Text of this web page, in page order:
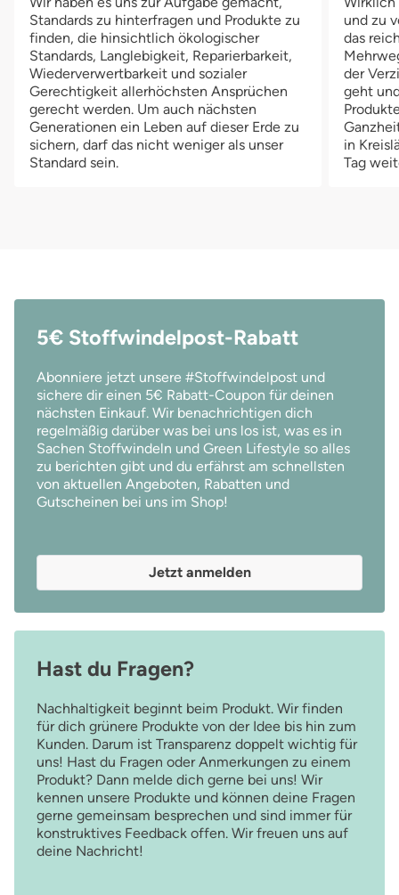
Standards zu hinterfragen und Produkte zu
finden, die hinsichtlich ökologischer
Standards, Langlebigkeit, Reparierbarkeit,
Wiederverwertbarkeit und sozialer
Gerechtigkeit allerhöchsten Ansprüchen
gerecht werden. Um auch nächsten
Generationen ein Leben auf dieser Erde zu
sichern, darf das nicht weniger als unser
Standard sein.
und zu
das
der
geht
in
Tag
5€ Stoffwindelpost-Rabatt
Abonniere jetzt unsere #Stoffwindelpost und
sichere dir einen 5€ Rabatt-Coupon für deinen
nächsten Einkauf. Wir benachrichtigen dich
regelmäßig darüber was bei uns los ist, was es in
Sachen Stoffwindeln und Green Lifestyle so alles
zu berichten gibt und du erfährst am schnellsten
von aktuellen Angeboten, Rabatten und
Gutscheinen bei uns im Shop!
Jetzt anmelden
Hast du Fragen?
Nachhaltigkeit beginnt beim Produkt. Wir finden
für dich grünere Produkte von der Idee bis hin zum
Kunden. Darum ist Transparenz doppelt wichtig für
uns! Hast du Fragen oder Anmerkungen zu einem
Produkt? Dann melde dich gerne bei uns! Wir
kennen unsere Produkte und können deine Fragen
gerne gemeinsam besprechen und sind immer für
konstruktives Feedback offen. Wir freuen uns auf
deine Nachricht!